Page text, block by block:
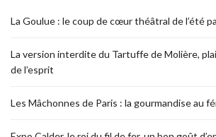
La Goulue : le coup de cœur théâtral de l’été
La version interdite du Tartuffe de Molière,
de l’esprit
Les Mâchonnes de Paris : la gourmandise au